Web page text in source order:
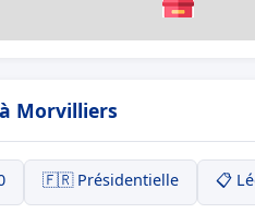
Morvilliers
🇫🇷 Présidentielle 📋